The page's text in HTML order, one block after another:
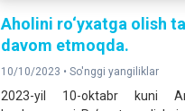
Aholini ro‘yxatga olish
davom etmoqda.
10/10/2023 • So'nggi yangiliklar
2023-yil 10-oktabr kuni